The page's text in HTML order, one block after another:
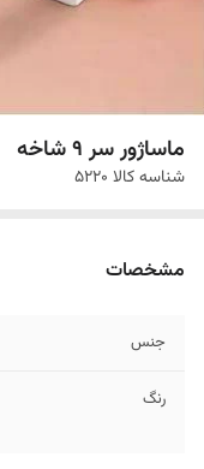
ماساژور سر 9 شاخه
شناسه کالا 5220
مشخصات
جنس
رنگ